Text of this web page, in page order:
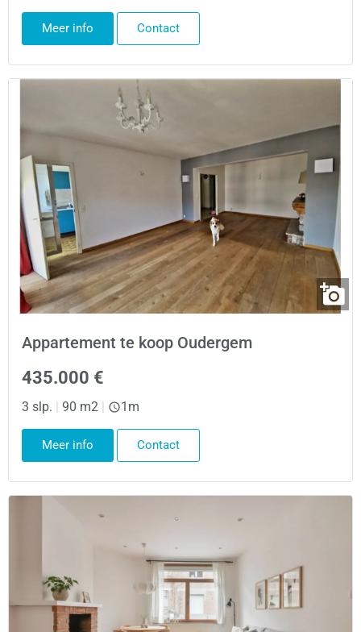
Meer info Contact
Appartement te koop Oudergem
435.000 €
3 slp. | 90 m2 | 1m
Meer info Contact